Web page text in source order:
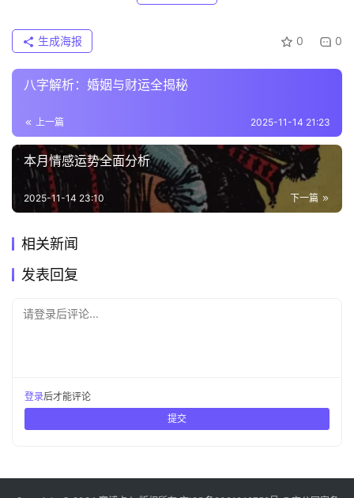
0 0
生成海报
八字解析：婚姻与财运全揭秘
上一篇 2025-11-14 21:23
本月情感运势全面分析
下一篇
2025-11-14 23:10
相关新闻
发表回复
请登录后评论...
登录后才能评论
提交